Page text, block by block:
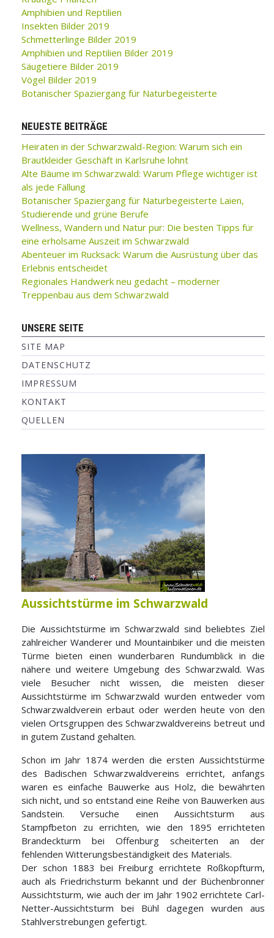
Amphibien und Reptilien
Insekten Bilder 2019
Schmetterlinge Bilder 2019
Amphibien und Reptilien Bilder 2019
Säugetiere Bilder 2019
Vögel Bilder 2019
Botanischer Spaziergang für Naturbegeisterte
NEUESTE BEITRÄGE
Heiraten in der Schwarzwald-Region: Warum sich ein
Brautkleider Geschäft in Karlsruhe lohnt
Alte Bäume im Schwarzwald: Warum Pflege wichtiger ist
als jede Fällung
Botanischer Spaziergang für Naturbegeisterte Laien,
Studierende und grüne Berufe
Wellness, Wandern und Natur pur: Die besten Tipps für
eine erholsame Auszeit im Schwarzwald
Abenteuer im Rucksack: Warum die Ausrüstung über das
Erlebnis entscheidet
Regionales Handwerk neu gedacht – moderner
Treppenbau aus dem Schwarzwald
UNSERE SEITE
SITE MAP
DATENSCHUTZ
IMPRESSUM
KONTAKT
QUELLEN
Aussichtstürme im Schwarzwald
Die Aussichtstürme im Schwarzwald sind beliebtes Ziel
zahlreicher Wanderer und Mountainbiker und die meisten
Türme bieten einen wunderbaren Rundumblick in die
nähere und weitere Umgebung des Schwarzwald. Was
viele Besucher nicht wissen, die meisten dieser
Aussichtstürme im Schwarzwald wurden entweder vom
Schwarzwaldverein erbaut oder werden heute von den
vielen Ortsgruppen des Schwarzwaldvereins betreut und
in gutem Zustand gehalten.
Schon im Jahr 1874 werden die ersten Aussichtstürme
des Badischen Schwarzwaldvereins errichtet, anfangs
waren es einfache Bauwerke aus Holz, die bewährten
sich nicht, und so entstand eine Reihe von Bauwerken aus
Sandstein. Versuche einen Aussichtsturm aus
Stampfbeton zu errichten, wie den 1895 errichteten
Brandeckturm bei Offenburg scheiterten an der
fehlenden Witterungsbeständigkeit des Materials.
Der schon 1883 bei Freiburg errichtete Roßkopfturm,
auch als Friedrichsturm bekannt und der Büchenbronner
Aussichtsturm, wie auch der im Jahr 1902 errichtete Carl-
Netter-Aussichtsturm bei Bühl dagegen wurden aus
Stahlverstrebungen gefertigt.